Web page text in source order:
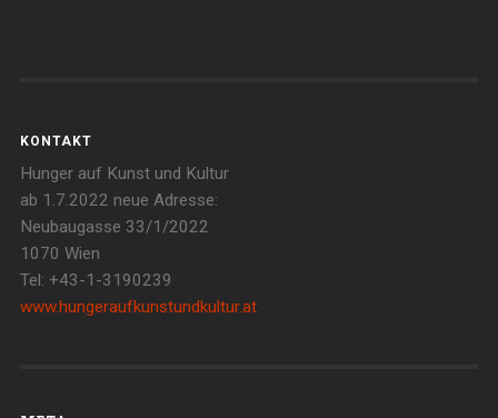
KONTAKT
Hunger auf Kunst und Kultur
ab 1.7.2022 neue Adresse:
Neubaugasse 33/1/2022
1070 Wien
Tel: +43-1-3190239
www.hungeraufkunstundkultur.at